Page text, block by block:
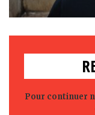
Pour continuer